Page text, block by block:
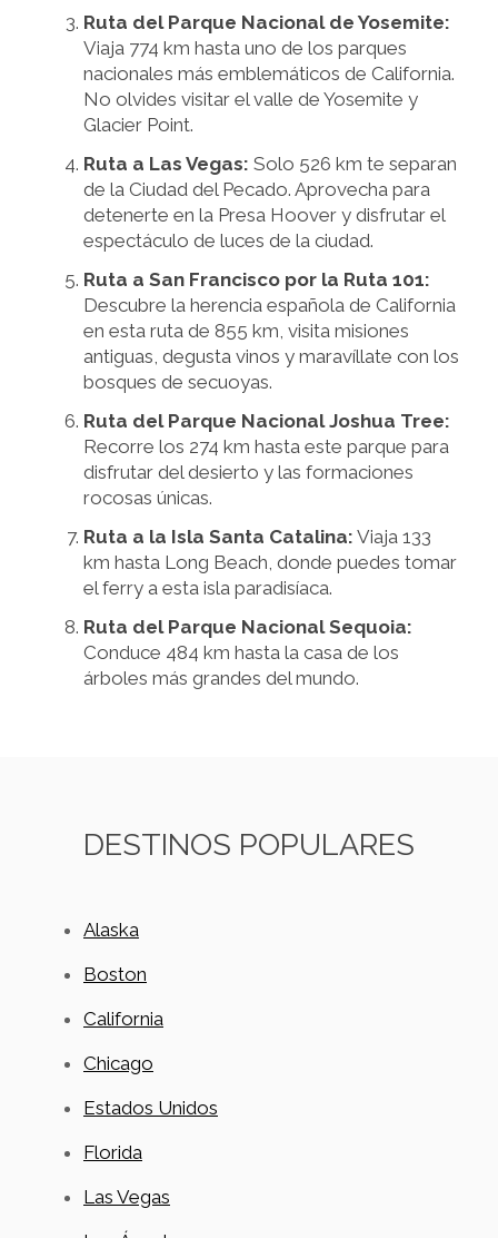
Ruta del Parque Nacional de Yosemite:
Viaja 774 km hasta uno de los parques
nacionales más emblemáticos de California.
No olvides visitar el valle de Yosemite y
Glacier Point.
Ruta a Las Vegas: Solo 526 km te separan
de la Ciudad del Pecado. Aprovecha para
detenerte en la Presa Hoover y disfrutar el
espectáculo de luces de la ciudad.
Ruta a San Francisco por la Ruta 101:
Descubre la herencia española de California
en esta ruta de 855 km, visita misiones
antiguas, degusta vinos y maravíllate con los
bosques de secuoyas.
Ruta del Parque Nacional Joshua Tree:
Recorre los 274 km hasta este parque para
disfrutar del desierto y las formaciones
rocosas únicas.
Ruta a la Isla Santa Catalina: Viaja 133
km hasta Long Beach, donde puedes tomar
el ferry a esta isla paradisíaca.
Ruta del Parque Nacional Sequoia:
Conduce 484 km hasta la casa de los
árboles más grandes del mundo.
DESTINOS POPULARES
Alaska
Boston
California
Chicago
Estados Unidos
Florida
Las Vegas